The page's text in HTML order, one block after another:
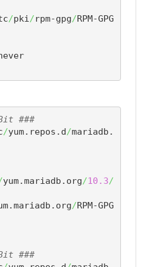
/pki/rpm-gpg/RPM-GPG
###
/yum.repos.d/mariadb.
yum.mariadb.org/10.3/
/RPM-GPG
###